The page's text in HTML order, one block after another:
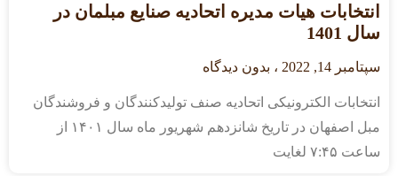
انتخابات هیات مدیره اتحادیه صنایع مبلمان در
سال 1401
سپتامبر 14, 2022 بدون دیدگاه
انتخابات الکترونیکی اتحادیه صنف تولیدکنندگان و فروشندگان
مبل اصفهان در تاریخ شانزدهم شهریور ماه سال ۱۴۰۱ از
ساعت ۷:۴۵ لغایت